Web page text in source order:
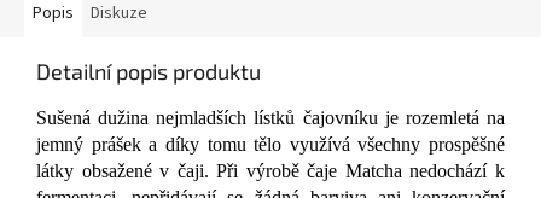
Popis Diskuze
Detailní popis produktu
Sušená dužina nejmladších lístků čajovníku je rozemletá na
jemný prášek a díky tomu tělo využívá všechny prospěšné
látky obsažené v čaji. Při výrobě čaje Matcha nedochází k